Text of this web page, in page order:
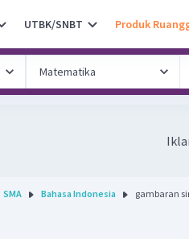
UTBK/SNBT Produk
SMA Bahasa Indonesia gambaran